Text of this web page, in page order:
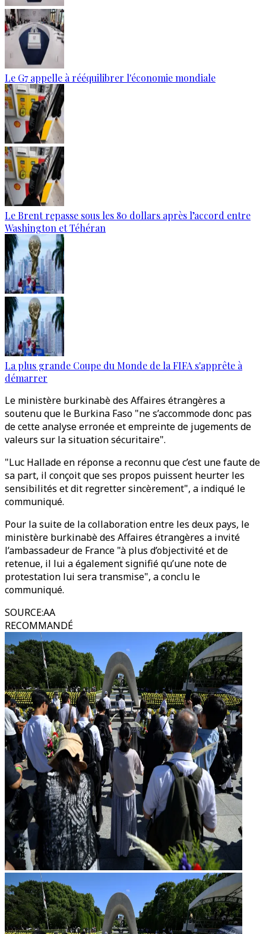
Le G7 appelle à rééquilibrer l'économie mondiale
Le Brent repasse sous les 80 dollars après l’accord entre
Washington et Téhéran
La plus grande Coupe du Monde de la FIFA s'apprête à
démarrer
Le ministère burkinabè des Affaires étrangères a
soutenu que le Burkina Faso "ne s’accommode donc pas
de cette analyse erronée et empreinte de jugements de
valeurs sur la situation sécuritaire".
"Luc Hallade en réponse a reconnu que c’est une faute de
sa part, il conçoit que ses propos puissent heurter les
sensibilités et dit regretter sincèrement", a indiqué le
communiqué.
Pour la suite de la collaboration entre les deux pays, le
ministère burkinabè des Affaires étrangères a invité
l’ambassadeur de France "à plus d’objectivité et de
retenue, il lui a également signifié qu’une note de
protestation lui sera transmise", a conclu le
communiqué.
SOURCE:AA
RECOMMANDÉ